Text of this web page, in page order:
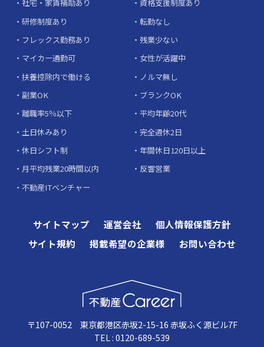
社宅・家賃補助あり
資格支援制度あり
研修制度あり
転勤なし
フレックス勤務あり
残業少ない
マイカー通勤可
女性が活躍中
扶養控除内で働ける
ノルマ無し
副業OK
ブランクOK
離職率5％以下
平均年齢20代
土日休みあり
完全週休2日
休日シフト制
年間休日120日以上
月平均残業20時間以内
反響営業
不動産ITベンチャー
サイトマップ 運営会社
個人情報保護方針
サイト規約
掲載希望の企業様 お問い合わせ
〒107-0052 東京都港区赤坂2-15-16 赤坂ふく源ビル7F
TEL : 0120-689-539